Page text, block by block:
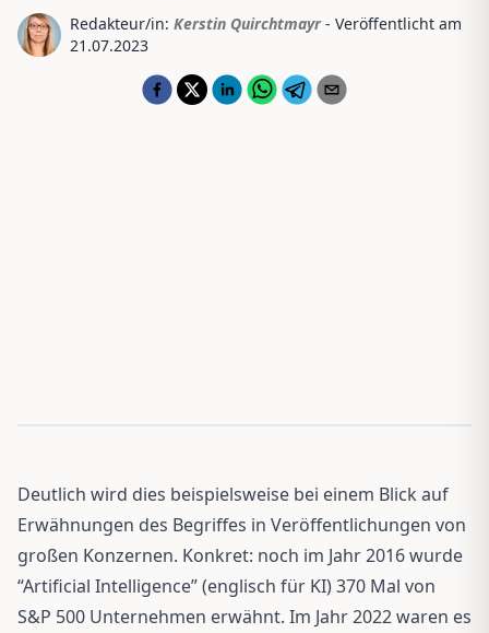
Redakteur/in: Kerstin Quirchtmayr - Veröffentlicht am
21.07.2023
Deutlich wird dies beispielsweise bei einem Blick auf
Erwähnungen des Begriffes in Veröffentlichungen von
großen Konzernen. Konkret: noch im Jahr 2016 wurde
“Artificial Intelligence” (englisch für KI) 370 Mal von
S&P 500 Unternehmen erwähnt. Im Jahr 2022 waren es